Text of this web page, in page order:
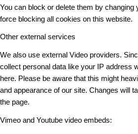
You can block or delete them by changing
force blocking all cookies on this website.
Other external services
We also use external Video providers.
collect personal data like your IP address
here. Please be aware that this might
and appearance of our site. Changes will
the page.
Vimeo and Youtube video embeds: